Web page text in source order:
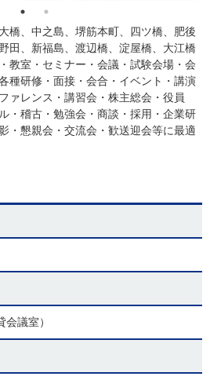
橋、中之島、堺筋本町、四ツ橋、肥後
田、新福島、渡辺橋、淀屋橋、大江橋
教室・セミナー・会議・試験会場・会
種研修・面接・会合・イベント・講演
ァレンス・講習会・株主総会・役員
・稽古・勉強会・商談・採用・企業研
・懇親会・交流会・歓送迎会等に最適
議室）